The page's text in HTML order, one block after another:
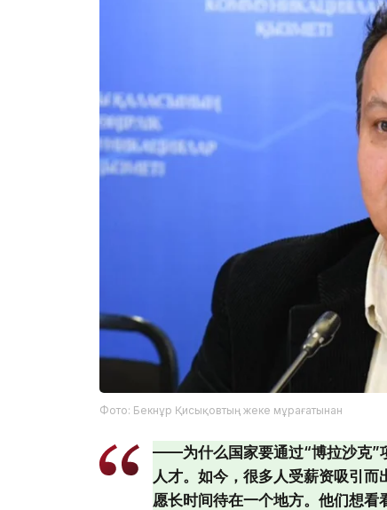
Фото: Бекнұр Қисықовтың жеке мұрағатынан
——为什么国家要通过“博拉沙克”
人才。如今，很多人受薪资吸引
愿长时间待在一个地方。他们想